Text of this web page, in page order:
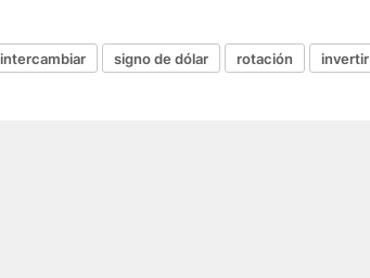
intercambiar signo de dólar rotación invertir